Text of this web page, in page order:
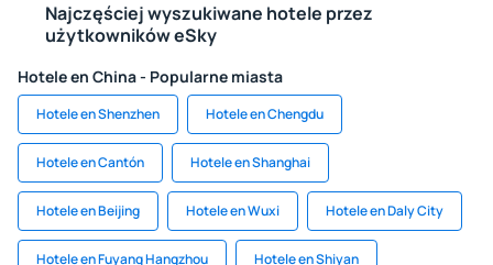
Najczęściej wyszukiwane hotele przez
użytkowników eSky
Hotele en China - Popularne miasta
Hotele en Shenzhen Hotele en Chengdu
Hotele en Cantón Hotele en Shanghai
Hotele en Beijing Hotele en Wuxi Hotele en Daly City
Hotele en Fuyang Hangzhou Hotele en Shiyan